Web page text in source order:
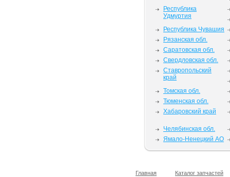
Республика
Удмуртия
Республика Чувашия
Рязанская обл.
Саратовская обл.
Свердловская обл.
Ставропольский
край
Томская обл.
Тюменская обл.
Хабаровский край
Челябинская обл.
Ямало-Ненецкий АО
Главная Каталог запчастей